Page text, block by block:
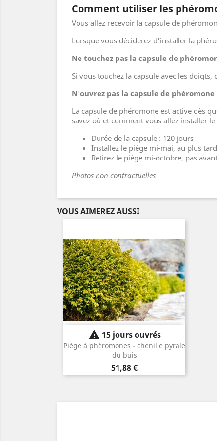
Comment utiliser les
Vous allez recevoir la capsule de
Lorsque vous déciderez d'installer la
Ne touchez pas la capsule de
Si vous touchez la capsule avec les
N'ouvrez pas la capsule de phéromone
La capsule de phéromone est active dès
savez où et comment vous allez installer
Durée de la capsule : 120 jours
Installez le piège mi-mai, au plus
Retirez le piège mi-octobre, pas
Photos non contractuelles
VOUS AIMEREZ AUSSI
Piège à phéromones - chenille pyrale
du buis
Prix
51,88 €
 15 jours ouvrés